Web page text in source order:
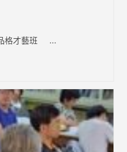
格才藝班 ...